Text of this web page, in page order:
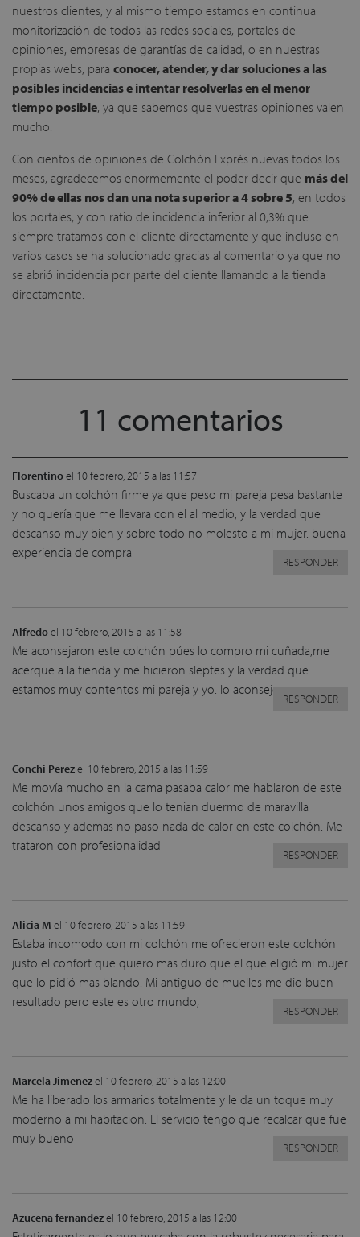
nuestros clientes, y al mismo tiempo estamos en continua
monitorización de todos las redes sociales, portales de
opiniones, empresas de garantías de calidad, o en nuestras
propias webs, para conocer, atender, y dar soluciones a las
posibles incidencias e intentar resolverlas en el menor
tiempo posible, ya que sabemos que vuestras opiniones valen
mucho.
Con cientos de opiniones de Colchón Exprés nuevas todos los
meses, agradecemos enormemente el poder decir que más del
90% de ellas nos dan una nota superior a 4 sobre 5, en todos
los portales, y con ratio de incidencia inferior al 0,3% que
siempre tratamos con el cliente directamente y que incluso en
varios casos se ha solucionado gracias al comentario ya que no
se abrió incidencia por parte del cliente llamando a la tienda
directamente.
11 comentarios
Florentinoel 10 febrero, 2015 a las 11:57
Buscaba un colchón firme ya que peso mi pareja pesa bastante
y no quería que me llevara con el al medio, y la verdad que
descanso muy bien y sobre todo no molesto a mi mujer. buena
experiencia de compra
RESPONDER
Alfredoel 10 febrero, 2015 a las 11:58
Me aconsejaron este colchón púes lo compro mi cuñada,me
acerque a la tienda y me hicieron sleptes y la verdad que
estamos muy contentos mi pareja y yo. lo aconsejo
RESPONDER
Conchi Perezel 10 febrero, 2015 a las 11:59
Me movía mucho en la cama pasaba calor me hablaron de este
colchón unos amigos que lo tenian duermo de maravilla
descanso y ademas no paso nada de calor en este colchón. Me
trataron con profesionalidad
RESPONDER
Alicia M el 10 febrero, 2015 a las 11:59
Estaba incomodo con mi colchón me ofrecieron este colchón
justo el confort que quiero mas duro que el que eligió mi mujer
que lo pidió mas blando. Mi antiguo de muelles me dio buen
resultado pero este es otro mundo,
RESPONDER
Marcela Jimenezel 10 febrero, 2015 a las 12:00
Me ha liberado los armarios totalmente y le da un toque muy
moderno a mi habitacion. El servicio tengo que recalcar que fue
muy bueno
RESPONDER
Azucena fernandezel 10 febrero, 2015 a las 12:00